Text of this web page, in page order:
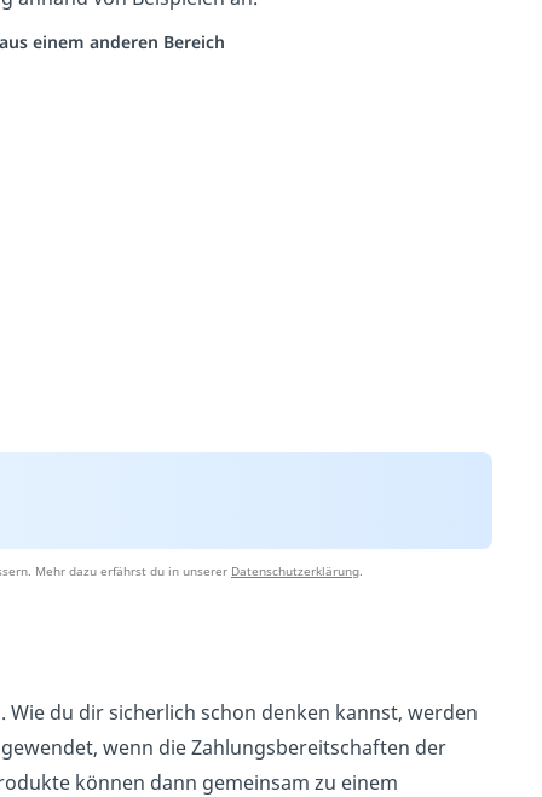
einem anderen Bereich
Mehr dazu erfährst du in unserer Datenschutzerklärung
Wie du dir sicherlich schon denken kannst, werden
wenn die Zahlungsbereitschaften der
können dann gemeinsam zu einem